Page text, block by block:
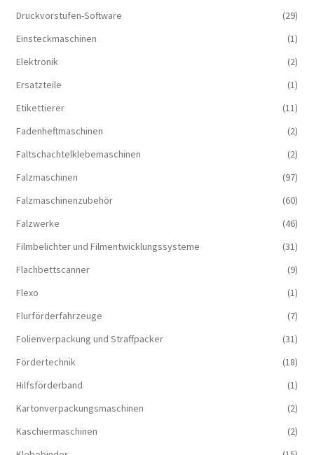
Druckvorstufen-Software
(29)
Einsteckmaschinen
(1)
Elektronik
(2)
Ersatzteile
(1)
Etikettierer
(11)
Fadenheftmaschinen
(2)
Faltschachtelklebemaschinen
(2)
Falzmaschinen
(97)
Falzmaschinenzubehör
(60)
Falzwerke
(46)
Filmbelichter und Filmentwicklungssysteme
(31)
Flachbettscanner
(9)
Flexo
(1)
Flurförderfahrzeuge
(7)
Folienverpackung und Straffpacker
(31)
Fördertechnik
(18)
Hilfsförderband
(1)
Kartonverpackungsmaschinen
(2)
Kaschiermaschinen
(2)